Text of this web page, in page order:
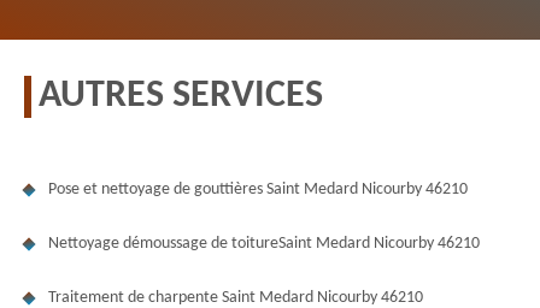
AUTRES SERVICES
Pose et nettoyage de gouttières Saint Medard Nicourby 46210
Nettoyage démoussage de toitureSaint Medard Nicourby 46210
Traitement de charpente Saint Medard Nicourby 46210